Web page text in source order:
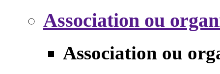
Association ou
Association ou